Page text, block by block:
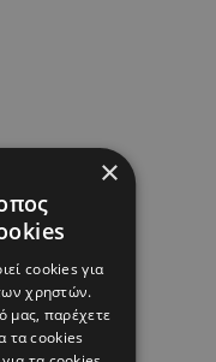
×
cookies για
χρηστών.
μας, παρέχετε
τα cookies